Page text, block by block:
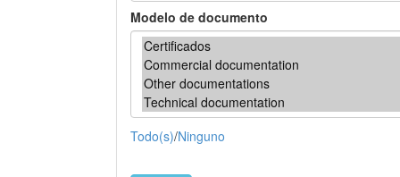
Modelo de documento
Todo(s)/Ninguno